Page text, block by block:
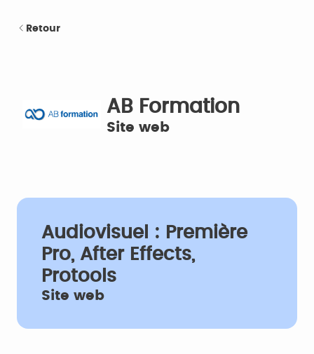
Retour
AB Formation
Site web
Audiovisuel : Première
Pro, After Effects,
Protools
Site web